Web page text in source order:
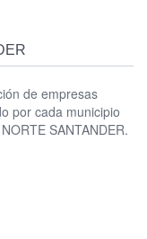
de empresas
por cada municipio
SANTANDER.